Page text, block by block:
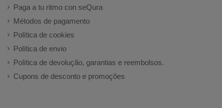
Paga a tu ritmo con seQura
Métodos de pagamento
Política de cookies
Política de envio
Política de devolução, garantias e reembolsos.
Cupons de desconto e promoções